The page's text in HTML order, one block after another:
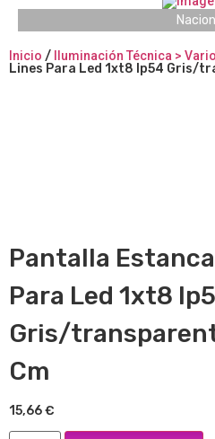
Inicio / Iluminación Técnica >
Lines Para Led 1xt8 Ip54 Gris/
Pantalla
Para Led 1xt8
Gris/
Cm
15,66€